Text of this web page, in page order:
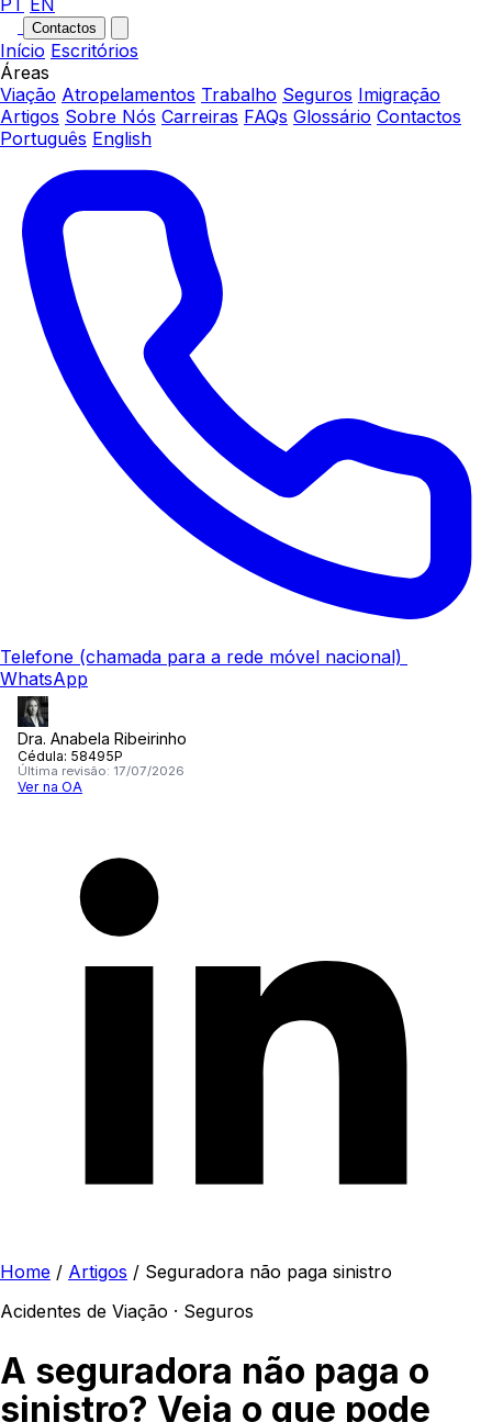
PT EN
Contactos
Início Escritórios
Áreas
Viação Atropelamentos Trabalho Seguros Imigração
Artigos Sobre Nós Carreiras FAQs Glossário Contactos
Português English
Telefone (chamada para a rede móvel nacional)
WhatsApp
Dra. Anabela Ribeirinho
Cédula: 58495P
Última revisão: 17/07/2026
Ver na OA
Home / Artigos / Seguradora não paga sinistro
Acidentes de Viação · Seguros
A seguradora não paga o
sinistro? Veja o que pode